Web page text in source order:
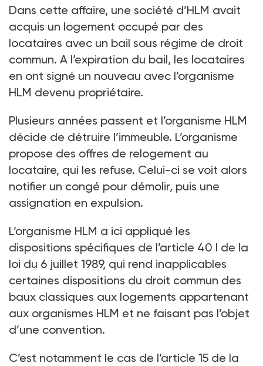
Dans cette affaire, une société d’HLM avait
acquis un logement occupé par des
locataires avec un bail sous régime de droit
commun. A l’expiration du bail, les locataires
en ont signé un nouveau avec l’organisme
HLM devenu propriétaire.
Plusieurs années passent et l’organisme HLM
décide de détruire l’immeuble. L’organisme
propose des offres de relogement au
locataire, qui les refuse. Celui-ci se voit alors
notifier un congé pour démolir, puis une
assignation en expulsion.
L’organisme HLM a ici appliqué les
dispositions spécifiques de l’article 40 I de la
loi du 6 juillet 1989, qui rend inapplicables
certaines dispositions du droit commun des
baux classiques aux logements appartenant
aux organismes HLM et ne faisant pas l’objet
d’une convention.
C’est notamment le cas de l’article 15 de la